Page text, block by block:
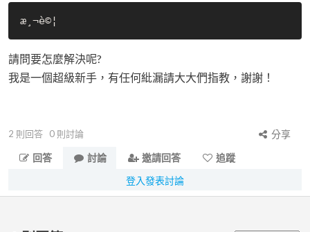
請問要怎麼解決呢?
我是一個超級新手，有任何紕漏請大大們指教，謝謝！
2 則回答 0 則討論
分享
回答
討論 邀請回答
追蹤
登入發表討論